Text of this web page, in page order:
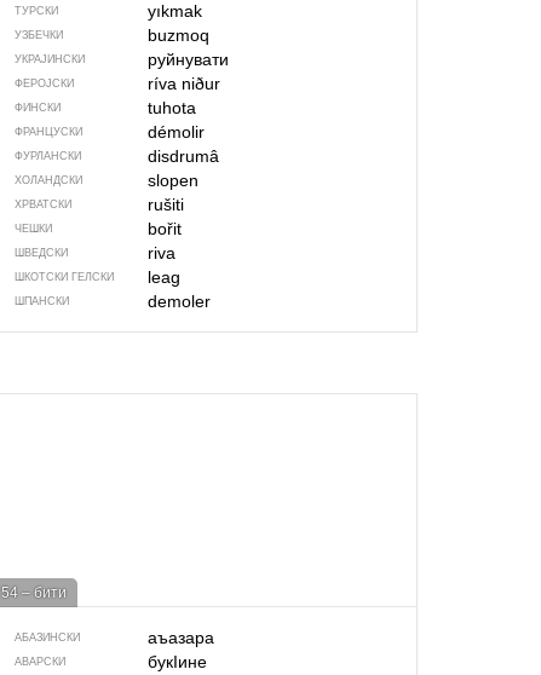
ТУРСКИ yıkmak
УЗБЕЧКИ buzmoq
УКРАЈИНСКИ руйнувати
ФЕРОЈСКИ ríva niður
ФИНСКИ tuhota
ФРАНЦУСКИ démolir
ФУРЛАНСКИ disdrumâ
ХОЛАНДСКИ slopen
ХРВАТСКИ rušiti
ЧЕШКИ bořit
ШВЕДСКИ riva
ШКОТСКИ ГЕЛСКИ leag
ШПАНСКИ demoler
54 – бити
АБАЗИНСКИ аъазара
АВАРСКИ букIине